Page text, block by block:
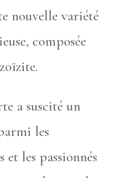
nouvelle variété
composée
a suscité un
les
les passionnés